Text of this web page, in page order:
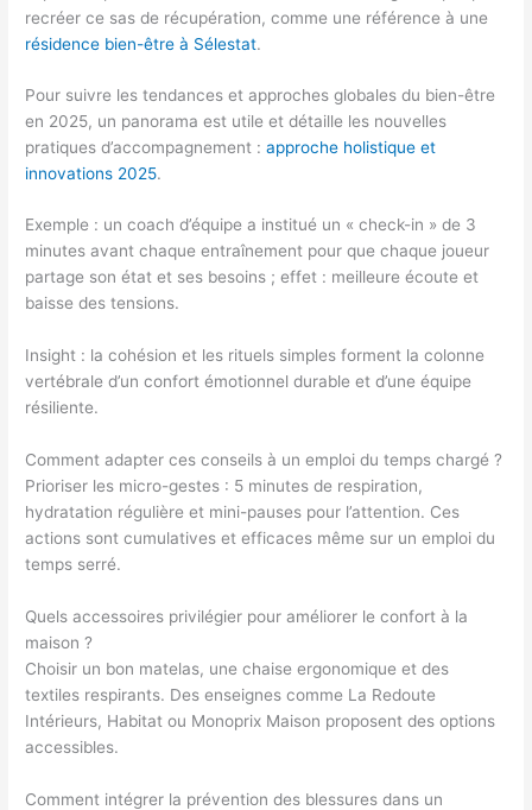
recréer ce sas de récupération, comme une référence à une
résidence bien-être à Sélestat.
Pour suivre les tendances et approches globales du bien-être
en 2025, un panorama est utile et détaille les nouvelles
pratiques d’accompagnement :approche holistique et
innovations 2025.
Exemple : un coach d’équipe a institué un « check-in » de 3
minutes avant chaque entraînement pour que chaque joueur
partage son état et ses besoins ; effet : meilleure écoute et
baisse des tensions.
Insight : la cohésion et les rituels simples forment la colonne
vertébrale d’un confort émotionnel durable et d’une équipe
résiliente.
Comment adapter ces conseils à un emploi du temps chargé ?
Prioriser les micro-gestes : 5 minutes de respiration,
hydratation régulière et mini-pauses pour l’attention. Ces
actions sont cumulatives et efficaces même sur un emploi du
temps serré.
Quels accessoires privilégier pour améliorer le confort à la
maison ?
Choisir un bon matelas, une chaise ergonomique et des
textiles respirants. Des enseignes comme La Redoute
Intérieurs, Habitat ou Monoprix Maison proposent des options
accessibles.
Comment intégrer la prévention des blessures dans un